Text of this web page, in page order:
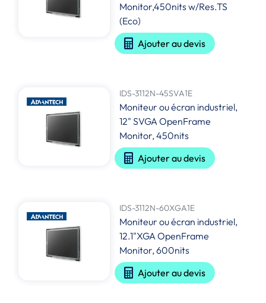
Monitor,450nits w/Res.TS
(Eco)
Ajouter au devis
IDS-3112N-45SVA1E
Moniteur ou écran industriel,
12" SVGA OpenFrame
Monitor, 450nits
Ajouter au devis
IDS-3112N-60XGA1E
Moniteur ou écran industriel,
12.1"XGA OpenFrame
Monitor, 600nits
Ajouter au devis